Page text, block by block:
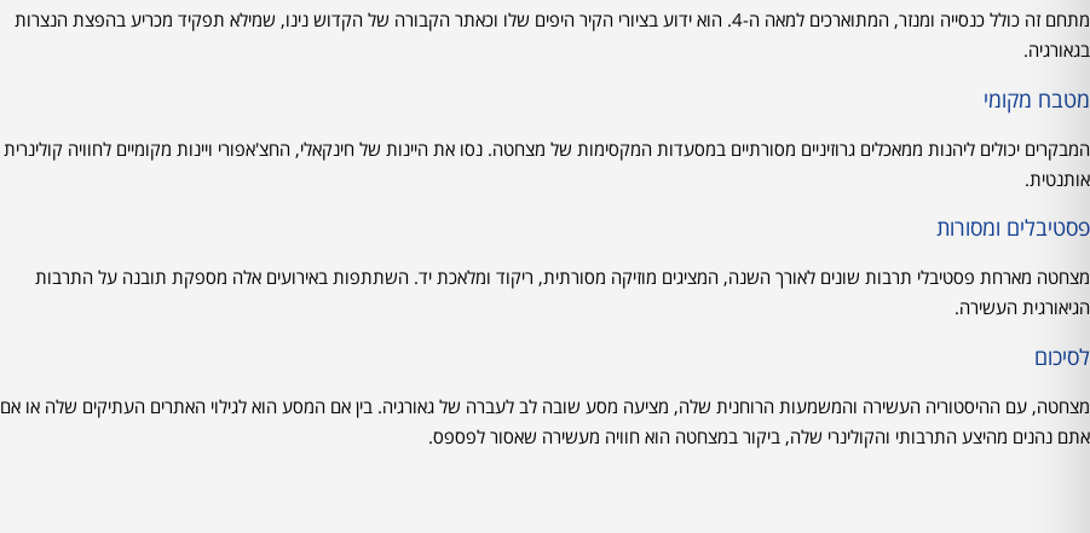
מתחם זה כולל כנסייה ומנזר, המתוארכים למאה ה-4. הוא ידוע בציורי הקיר היפים שלו וכאתר הקבורה של הקדוש נינו, שמילא תפקיד מכריע בהפצת הנצרות
בגאורגיה.
מטבח מקומי
המבקרים יכולים ליהנות ממאכלים גרוזיניים מסורתיים במסעדות המקסימות של מצחטה. נסו את היינות של חינקאלי, החצ'אפורי ויינות מקומיים לחוויה קולינרית
אותנטית.
פסטיבלים ומסורות
מצחטה מארחת פסטיבלי תרבות שונים לאורך השנה, המציגים מוזיקה מסורתית, ריקוד ומלאכת יד. השתתפות באירועים אלה מספקת תובנה על התרבות
הגיאורגית העשירה.
לסיכום
מצחטה, עם ההיסטוריה העשירה והמשמעות הרוחנית שלה, מציעה מסע שובה לב לעברה של גאורגיה. בין אם המסע הוא לגילוי האתרים העתיקים שלה או אם
אתם נהנים מהיצע התרבותי והקולינרי שלה, ביקור במצחטה הוא חוויה מעשירה שאסור לפספס.